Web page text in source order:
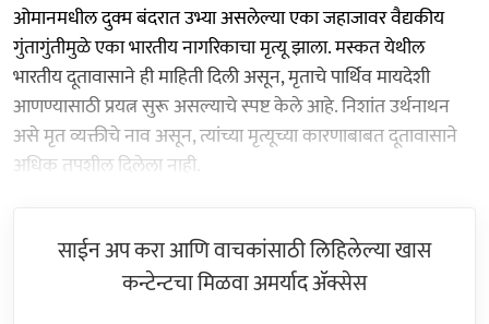
ओमानमधील दुक्म बंदरात उभ्या असलेल्या एका जहाजावर वैद्यकीय
गुंतागुंतीमुळे एका भारतीय नागरिकाचा मृत्यू झाला. मस्कत येथील
भारतीय दूतावासाने ही माहिती दिली असून, मृताचे पार्थिव मायदेशी
आणण्यासाठी प्रयत्न सुरू असल्याचे स्पष्ट केले आहे. निशांत उर्थनाथन
असे मृत व्यक्तीचे नाव असून, त्यांच्या मृत्यूच्या कारणाबाबत दूतावासाने
अधिक तपशील दिलेला नाही.
साईन अप करा आणि वाचकांसाठी लिहिलेल्या खास
कन्टेन्टचा मिळवा अमर्याद ॲक्सेस